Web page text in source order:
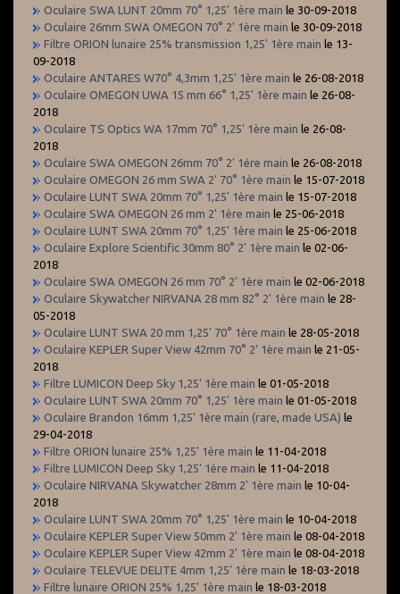
Oculaire SWA LUNT 20mm 70° 1,25' 1ère main le 30-09-2018
Oculaire 26mm SWA OMEGON 70° 2' 1ère main le 30-09-2018
Filtre ORION lunaire 25% transmission 1,25' 1ère main le 13-
09-2018
Oculaire ANTARES W70° 4,3mm 1,25' 1ère main le 26-08-2018
Oculaire OMEGON UWA 15 mm 66° 1,25' 1ère main le 26-08-
2018
Oculaire TS Optics WA 17mm 70° 1,25' 1ère main le 26-08-
2018
Oculaire SWA OMEGON 26mm 70° 2' 1ére main le 26-08-2018
Oculaire OMEGON 26 mm SWA 2' 70° 1ère main le 15-07-2018
Oculaire LUNT SWA 20mm 70° 1,25' 1ère main le 15-07-2018
Oculaire SWA OMEGON 26 mm 2' 1ère main le 25-06-2018
Oculaire LUNT SWA 20mm 70° 1,25' 1ère main le 25-06-2018
Oculaire Explore Scientific 30mm 80° 2' 1ère main le 02-06-
2018
Oculaire SWA OMEGON 26 mm 70° 2' 1ère main le 02-06-2018
Oculaire Skywatcher NIRVANA 28 mm 82° 2' 1ère main le 28-
05-2018
Oculaire LUNT SWA 20 mm 1,25' 70° 1ère main le 28-05-2018
Oculaire KEPLER Super View 42mm 70° 2' 1ère main le 21-05-
2018
Filtre LUMICON Deep Sky 1,25' 1ère main le 01-05-2018
Oculaire LUNT SWA 20mm 70° 1,25' 1ère main le 01-05-2018
Oculaire Brandon 16mm 1,25' 1ère main (rare, made USA) le
29-04-2018
Filtre ORION lunaire 25% 1,25' 1ère main le 11-04-2018
Filtre LUMICON Deep Sky 1,25' 1ère main le 11-04-2018
Oculaire NIRVANA Skywatcher 28mm 2' 1ère main le 10-04-
2018
Oculaire LUNT SWA 20mm 70° 1,25' 1ère main le 10-04-2018
Oculaire KEPLER Super View 50mm 2' 1ère main le 08-04-2018
Oculaire KEPLER Super View 42mm 2' 1ère main le 08-04-2018
Oculaire TELEVUE DELITE 4mm 1,25' 1ère main le 18-03-2018
Filtre lunaire ORION 25% 1,25' 1ère main le 18-03-2018